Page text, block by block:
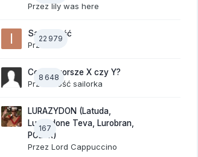
Przez lily was here
22 979
Samotność
Przez
8 648
Co jest gorsze X czy Y?
Przez Gość sailorka
167
LURAZYDON (Latuda,
Lurasidone Teva, Lurobran,
POLUR)
Przez Lord Cappuccino